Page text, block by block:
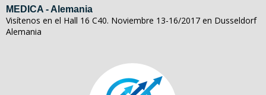
MEDICA - Alemania
Visítenos en el Hall 16 C40. Noviembre 13-16/2017 en Dusseldorf
Alemania